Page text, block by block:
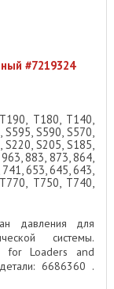
#7219324
T180, T140,
S595, S590, S570,
S220, S205, S185,
883, 873, 864,
653, 645, 643,
T750, T740,
давления для
системы.
for Loaders and
6686360 .